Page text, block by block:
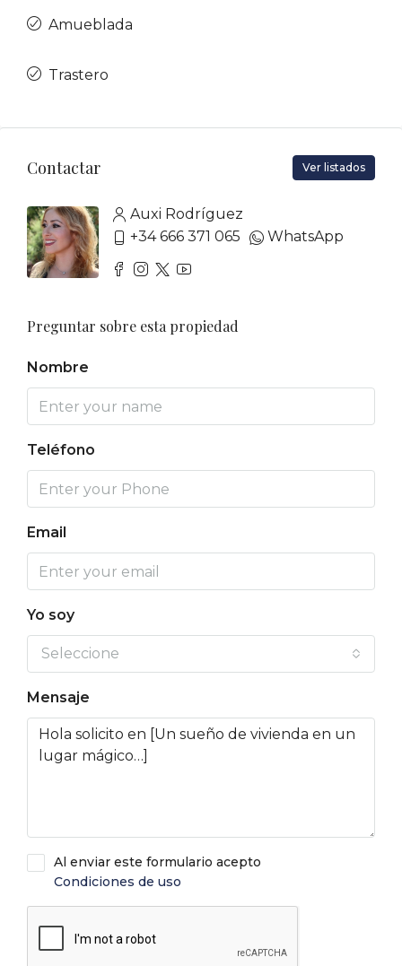
Amueblada
Trastero
Contactar Ver listados
Auxi Rodríguez
+34 666 371 065
WhatsApp
Preguntar sobre esta propiedad
Nombre
Teléfono
Email
Yo soy
Seleccione
Mensaje
Al enviar este formulario acepto
Condiciones de uso